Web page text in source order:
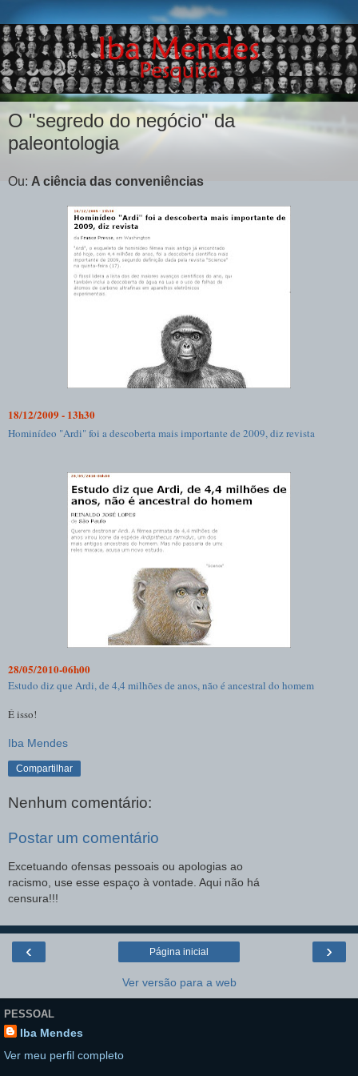
O "segredo do negócio" da
paleontologia
Ou: A ciência das conveniências
18/12/2009 - 13h30
Hominídeo "Ardi" foi a descoberta mais importante de 2009, diz revista
28/05/2010-06h00
Estudo diz que Ardi, de 4,4 milhões de anos, não é ancestral do homem
É isso!
Iba Mendes
Compartilhar
Nenhum comentário:
Postar um comentário
Excetuando ofensas pessoais ou apologias ao
racismo, use esse espaço à vontade. Aqui não há
censura!!!
‹ ›
Página inicial
Ver versão para a web
PESSOAL
Iba Mendes
Ver meu perfil completo